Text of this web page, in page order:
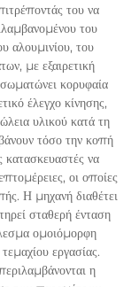
του να
του
αλουμινίου, του
με εξαιρετική
κορυφαία
έλεγχο κίνησης,
υλικού κατά τη
τόσο την κοπή
κατασκευαστές να
οι οποίες
Η μηχανή διαθέτει
σταθερή ένταση
ομοιόμορφη
εργασίας.
η